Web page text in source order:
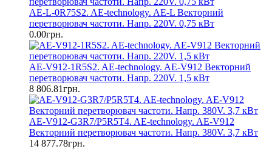
AE-L-0R75S2. AE-technology. AE-L Векторний
перетворювач частоти. Напр. 220V. 0,75 кВт
0.00грн.
AE-V912-1R5S2. AE-technology. AE-V912 Векторний
перетворювач частоти. Напр. 220V. 1,5 кВт
8 806.81грн.
AE-V912-G3R7/P5R5T4. AE-technology. AE-V912
Векторний перетворювач частоти. Напр. 380V. 3,7 кВт
14 877.78грн.